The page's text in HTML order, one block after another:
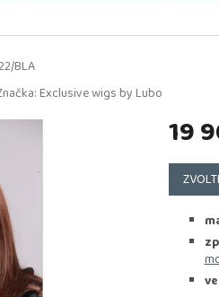
BLA
Exclusive wigs by Lubo
19
Měrná
cena: